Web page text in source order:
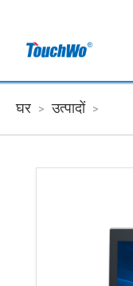
घर > उत्पादों >